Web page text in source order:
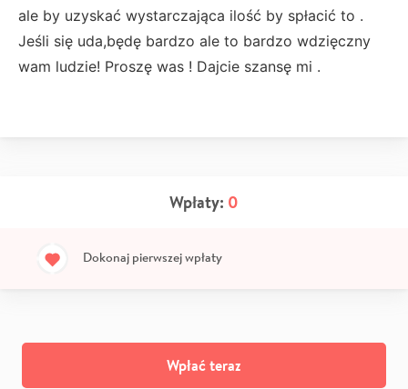
ale by uzyskać wystarczająca ilość by spłacić to .
Jeśli się uda,będę bardzo ale to bardzo wdzięczny
wam ludzie! Proszę was ! Dajcie szansę mi .
Wpłaty: 0
Dokonaj pierwszej wpłaty
Wpłać teraz